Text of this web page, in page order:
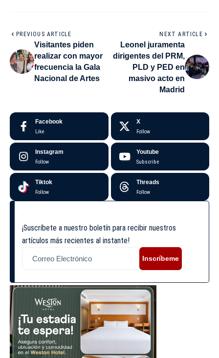
PREVIOUS ARTICLE
Visitantes piden
realizar con mayor
frecuencia la Gala
Nacional de Artes
NEXT ARTICLE
Leonel juramenta
dirigentes del PRM,
PLD y PED en
masivo acto en
Madrid
Facebook
Like
X
Follow
Instagram
Follow
Youtube
Subscribe
Tiktok
Follow
Threads
Follow
¡Suscríbete a nuestro boletín para recibir nuestros
artículos más recientes al instante!
Inscríbeme